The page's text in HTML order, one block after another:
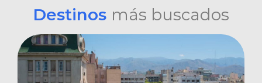
Destinos más buscados